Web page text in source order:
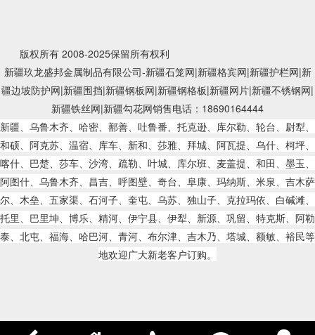
版权所有 2008-2025保留所有权利
新疆玖龙盛邦金属制品有限公司-新疆石笼网|新疆格宾网|新疆护栏网|新
疆边坡防护网|新疆围挡|新疆钢板网|新疆钢格板|新疆网片|新疆不锈钢网|
新疆铁丝网|新疆勾花网销售电话：18690164444
新疆、乌鲁木齐、哈密、鄯善、吐鲁番、托克逊、库尔勒、轮台、尉犁、
和硕、阿克苏、温宿、库车、新和、莎雅、拜城、阿瓦提、乌什、柯坪、
喀什、巴楚、莎车、沙湾、疏勒、叶城、库尔班、麦盖提、和田、墨玉、
阿图什、乌鲁木齐、昌吉、呼图壁、奇台、阜康、玛纳斯、米泉、吉木萨
尔、木垒、五家渠、石河子、奎屯、乌苏、独山子、克拉玛依、白碱滩、
托里、巴里坤、博乐、精河、伊宁县、伊犁、新源、巩留、特克斯、阿勒
泰、北屯、福海、哈巴河、青河、布尔津、吉木乃、塔城、额敏、裕民等
地欢迎广大新老客户订购。